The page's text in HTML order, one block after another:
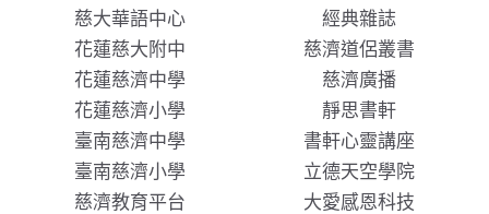
慈大華語中心
花蓮慈大附中
花蓮慈濟中學
花蓮慈濟小學
臺南慈濟中學
臺南慈濟小學
慈濟教育平台
經典雜誌
慈濟道侶叢書
慈濟廣播
靜思書軒
書軒心靈講座
立德天空學院
大愛感恩科技